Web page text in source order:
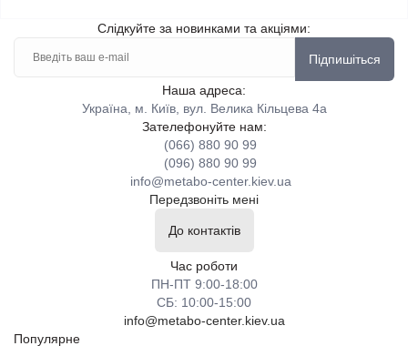
Слідкуйте за новинками та акціями:
Підпишіться
Наша адреса:
Україна, м. Київ, вул. Велика Кільцева 4а
Зателефонуйте нам:
(066) 880 90 99
(096) 880 90 99
info@metabo-center.kiev.ua
Передзвоніть мені
До контактів
Час роботи
ПН-ПТ 9:00-18:00
СБ: 10:00-15:00
info@metabo-center.kiev.ua
Популярне